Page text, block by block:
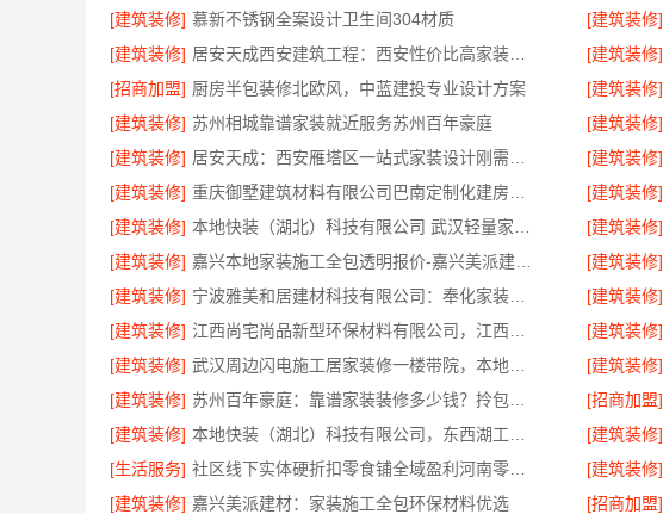
[建筑装修] 慕新不锈钢全案设计卫生间304材质 [建筑装修]
[建筑装修]
[建筑装修]
[招商加盟] 厨房半包装修北欧风，中蓝建投专业设计方案 [建筑装修]
[建筑装修] 苏州相城靠谱家装就近服务苏州百年豪庭 [建筑装修]
[建筑装修]
[建筑装修]
[建筑装修]
[建筑装修]
[建筑装修]
[建筑装修]
[建筑装修]
[建筑装修]
[建筑装修]
[建筑装修]
[建筑装修]
[建筑装修]
[建筑装修]
[建筑装修]
[建筑装修]
[招商加盟]
[建筑装修]
[建筑装修]
[生活服务]
[建筑装修]
[建筑装修] 嘉兴美派建材：家装施工全包环保材料优选 [招商加盟]